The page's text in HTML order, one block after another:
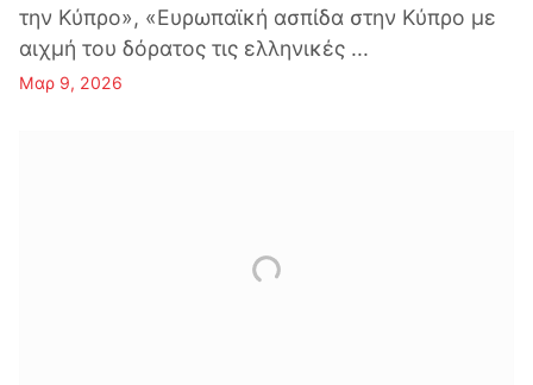
την Κύπρο», «Ευρωπαϊκή ασπίδα στην Κύπρο με
αιχμή του δόρατος τις ελληνικές ...
Μαρ 9, 2026